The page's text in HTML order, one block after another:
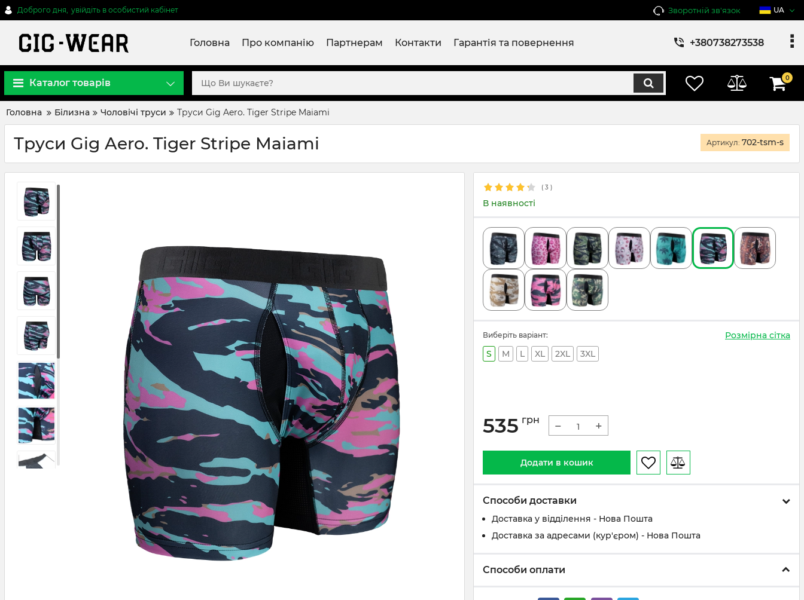
Доброго дня, увійдіть в особистий кабінет Зворотній зв'язок UA
Головна Про компанію Партнерам Контакти Гарантія та повернення +380738273538
Каталог товарів 0
Головна Білизна Чоловічі труси Труси Gig Aero. Tiger Stripe Maiami
Труси Gig Aero. Tiger Stripe Maiami Артикул: 702-tsm-s
( 3 )
В наявності
Виберіть варіант:
S M L XL 2XL 3XL
Розмірна сітка
535 грн − +
Додати в кошик
Способи доставки
Доставка у відділення - Нова Пошта
Доставка за адресами (кур'єром) - Нова Пошта
Способи оплати